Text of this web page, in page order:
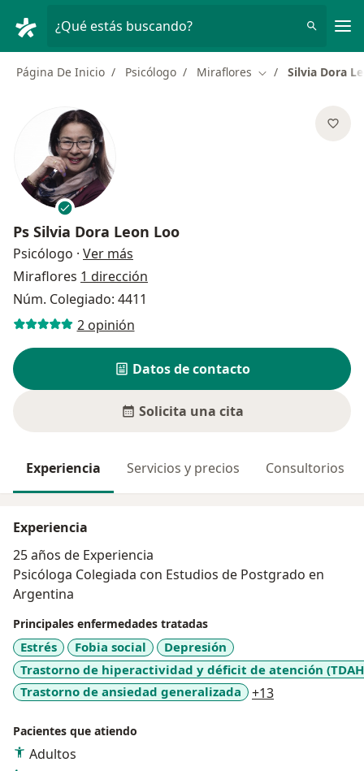
¿Qué estás buscando?
Página De Inicio Psicólogo Miraflores Cambiar de ciudad
Silvia Dora
Ps Silvia Dora Leon Loo
Psicólogo · Ver más
Miraflores 1 dirección
Núm. Colegiado: 4411
2 opinión
Datos de contacto
Solicita una cita
Experiencia Servicios y precios Consultorios
Experiencia
25 años de Experiencia
Psicóloga Colegiada con Estudios de Postgrado en
Argentina
Principales enfermedades tratadas
Estrés Fobia social
Depresión
Trastorno de hiperactividad y déficit de atención
Trastorno de ansiedad generalizada
+13
Pacientes que atiendo
Adultos